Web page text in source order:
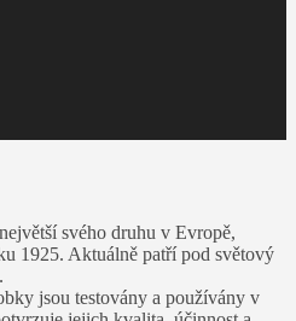
svého druhu v Evropě,
1925. Aktuálně patří pod světový
jsou testovány a používány v